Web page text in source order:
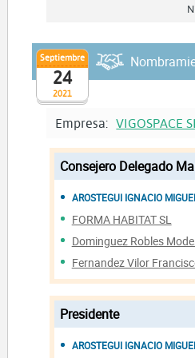
2021
Septiembre
24
Empresa: VIGOSPACE SL
Consejero Delegado
AROSTEGUI IGNACIO
FORMA HABITAT SL
Dominguez Robles
Fernandez Vilor
Presidente
AROSTEGUI IGNACIO